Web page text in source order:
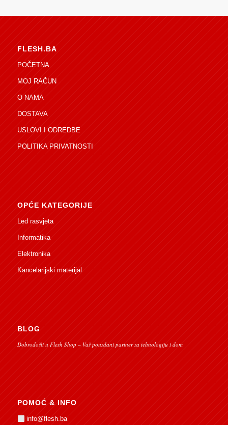
FLESH.BA
POČETNA
MOJ RAČUN
O NAMA
DOSTAVA
USLOVI I ODREDBE
POLITIKA PRIVATNOSTI
OPĆE KATEGORIJE
Led rasvjeta
Informatika
Elektronika
Kancelarijski materijal
BLOG
Dobrodošli u Flesh Shop – Vaš pouzdani partner za tehnologiju i dom
POMOĆ & INFO
info@flesh.ba